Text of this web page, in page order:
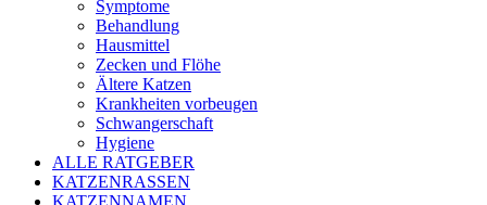
Symptome
Behandlung
Hausmittel
Zecken und Flöhe
Ältere Katzen
Krankheiten vorbeugen
Schwangerschaft
Hygiene
ALLE RATGEBER
KATZENRASSEN
KATZENNAMEN